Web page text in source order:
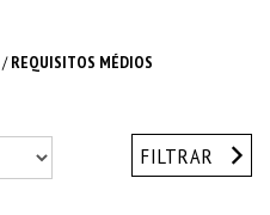
/ REQUISITOS MÉDIOS
FILTRAR